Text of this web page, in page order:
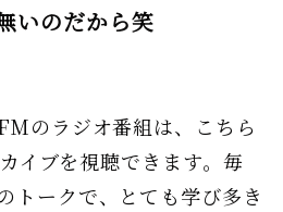
いのだから笑
のラジオ番組は、こちら
イブを視聴できます。毎
トークで、とても学び多き